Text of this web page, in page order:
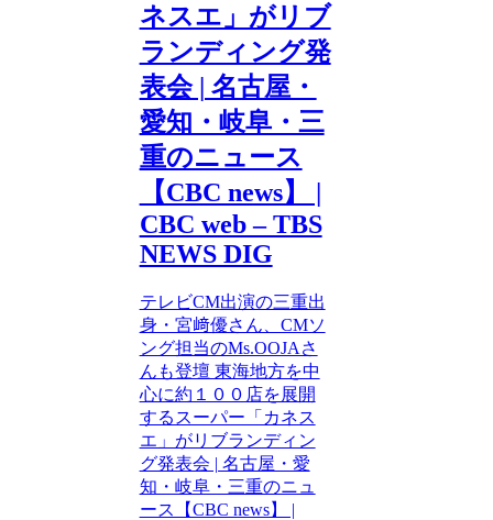
ネスエ」がリブ
ランディング発
表会 | 名古屋・
愛知・岐阜・三
重のニュース
【CBC news】 |
CBC web – TBS
NEWS DIG
テレビCM出演の三重出
身・宮﨑優さん、CMソ
ング担当のMs.OOJAさ
んも登壇 東海地方を中
心に約１００店を展開
するスーパー「カネス
エ」がリブランディン
グ発表会 | 名古屋・愛
知・岐阜・三重のニュ
ース【CBC news】 |